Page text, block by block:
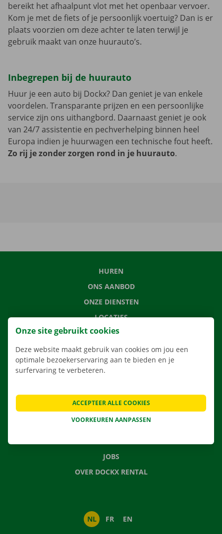
bereikt het afhaalpunt vlot met het openbaar vervoer.
Kom je met de fiets of je persoonlijk voertuig? Dan is er
plaats voorzien om deze achter te laten terwijl je
gebruik maakt van onze huurauto’s.
Inbegrepen bij de huurauto
Huur je een auto bij Dockx? Dan geniet je van enkele
voordelen. Transparante prijzen en een persoonlijke
service zijn ons uithangbord. Daarnaast geniet je ook
van 24/7 assistentie en pechverhelping binnen heel
Europa indien je huurwagen een technische fout heeft.
Zo rij je zonder zorgen rond in je huurauto.
HUREN
ONS AANBOD
ONZE DIENSTEN
LOCATIES
APP
VERHUISOPLOSSINGEN
CONTACTEER ONS
VEELGESTELDE VRAGEN
JOBS
OVER DOCKX RENTAL
NL FR EN
Onze site gebruikt cookies
Deze website maakt gebruik van cookies om jou een
optimale bezoekerservaring aan te bieden en je
surfervaring te verbeteren.
VOORKEUREN AANPASSEN
ACCEPTEER ALLE COOKIES